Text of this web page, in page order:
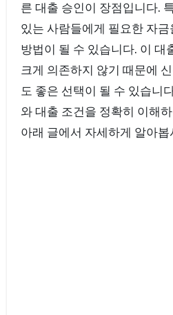
른 대출 승인이 장점입니다.
있는 사람들에게 필요한 자
방법이 될 수 있습니다. 이 대
크게 의존하지 않기 때문에
도 좋은 선택이 될 수 있습니
와 대출 조건을 정확히 이해
아래 글에서 자세하게 알아봅